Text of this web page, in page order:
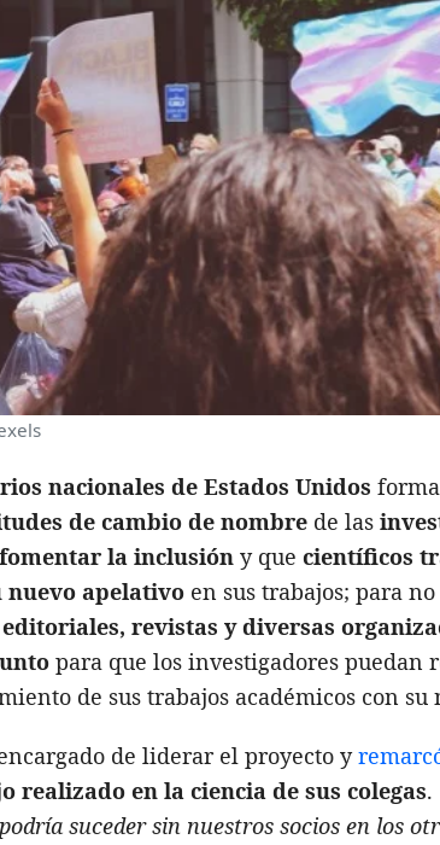
nacionales de Estados Unidos
de cambio de nombre de las
fomentar la inclusión y que científicos
nuevo apelativo en sus trabajos; para
editoriales, revistas y diversas
para que los investigadores puedan
de sus trabajos académicos con
de liderar el proyecto y
realizado en la ciencia de sus colegas.
suceder sin nuestros socios en los